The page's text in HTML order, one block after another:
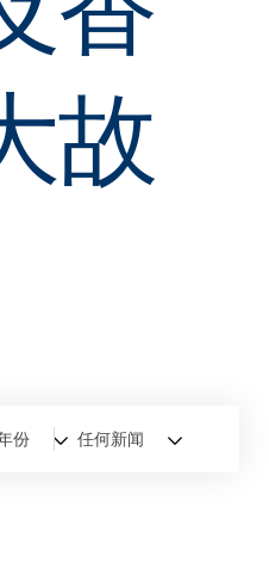
传媒
公众
故
份 任何新闻